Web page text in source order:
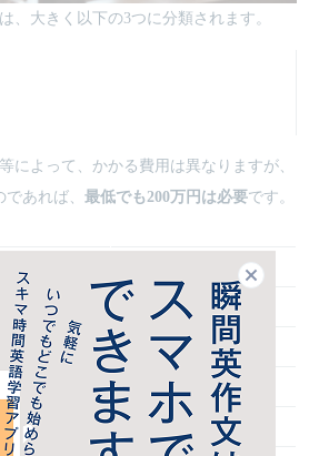
、大きく以下の3つに分類されます。
によって、かかる費用は異なりますが、
あれば、 最低でも200万円は必要です。
230万円
260万円
210万円
200万円